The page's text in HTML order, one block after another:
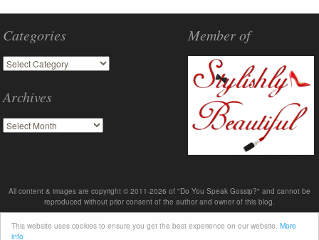
This website uses cookies to ensure you get the best experience on our website. More
info
Categories
Archives
Member of
All content & images are copyright © 2011-2026 of "Do You Speak Gossip?" and cannot be
reproduced without prior consent of the author and owner of this blog.